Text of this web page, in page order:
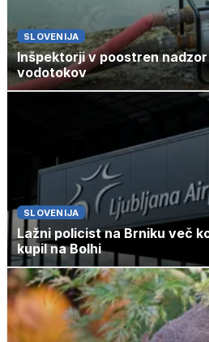
SLOVENIJA
Inšpektorji v poostren
vodotokov
SLOVENIJA
Lažni policist na Brniku več
kupil na Bolhi